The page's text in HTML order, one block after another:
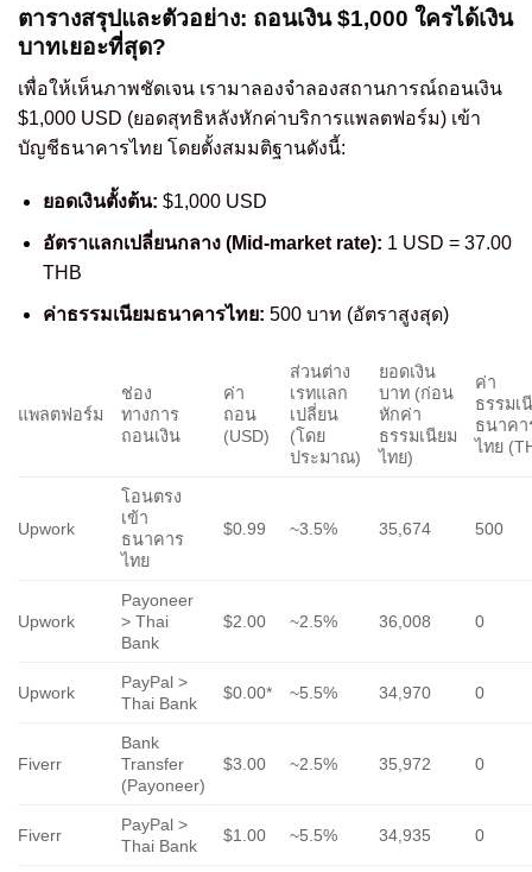
ตารางสรุปและตัวอย่าง: ถอนเงิน $1,000 ใครได้เงิน
บาทเยอะที่สุด?
เพื่อให้เห็นภาพชัดเจน เรามาลองจำลองสถานการณ์ถอนเงิน
$1,000 USD (ยอดสุทธิหลังหักค่าบริการแพลตฟอร์ม) เข้า
บัญชีธนาคารไทย โดยตั้งสมมติฐานดังนี้:
ยอดเงินตั้งต้น: $1,000 USD
อัตราแลกเปลี่ยนกลาง (Mid-market rate): 1 USD = 37.00
THB
ค่าธรรมเนียมธนาคารไทย: 500 บาท (อัตราสูงสุด)
แพลตฟอร์ม
ช่อง
ทางการ
ถอนเงิน
ค่า
ถอน
(USD)
ส่วนต่าง
เรทแลก
เปลี่ยน
(โดย
ประมาณ)
ยอดเงิน
บาท (ก่อน
หักค่า
ธรรมเนียม
ไทย)
ค่า
ธรรมเ
ธนาคา
ไทย
Upwork
โอนตรง
เข้า
ธนาคาร
ไทย
$0.99 ~3.5% 35,674 500
Upwork
Payoneer
> Thai
Bank
$2.00 ~2.5% 36,008 0
Upwork
PayPal >
Thai Bank
$0.00* ~5.5% 34,970 0
Fiverr
Bank
Transfer
(Payoneer)
$3.00 ~2.5% 35,972 0
Fiverr
PayPal >
Thai Bank
$1.00 ~5.5% 34,935 0